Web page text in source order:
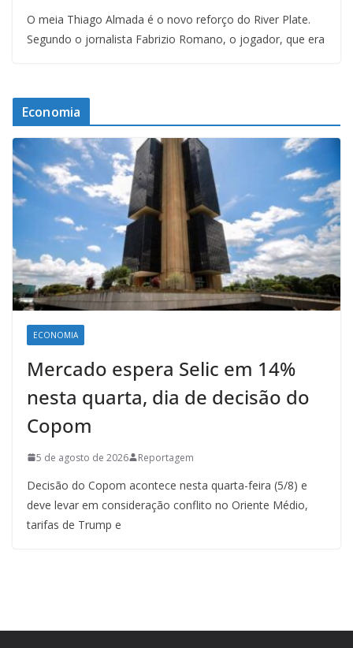
O meia Thiago Almada é o novo reforço do River Plate.
Segundo o jornalista Fabrizio Romano, o jogador, que era
Economia
ECONOMIA
Mercado espera Selic em 14%
nesta quarta, dia de decisão do
Copom
5 de agosto de 2026 Reportagem
Decisão do Copom acontece nesta quarta-feira (5/8) e
deve levar em consideração conflito no Oriente Médio,
tarifas de Trump e